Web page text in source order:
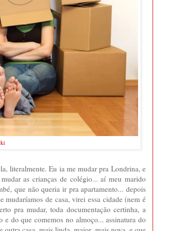
literalmente. Eu ia me mudar pra Londrina, e
as crianças de colégio... aí meu marido
que não queria ir pra apartamento... depois
mudaríamos de casa, virei essa cidade (nem é
pra mudar, toda documentação certinha, a
e do que comemos no almoço... assinatura do